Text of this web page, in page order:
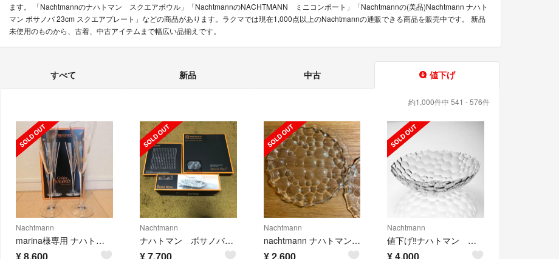
ます。 「Nachtmannのナハトマン スクエアボウル」「NachtmannのNACHTMANN ミニコンポート」「Nachtmannの(美品)Nachtmann ナハト
マン ボサノバ 23cm スクエアプレート」などの商品があります。ラクマでは現在1,000点以上のNachtmannの通販できる商品を販売中です。 新品
未使用のものから、古着、中古アイテムまで幅広い品揃えです。
すべて 新品 中古 値下げ
約1,000件中 541 - 576件
Nachtmann
marina様専用 ナハトマン シャンパングラス ペア ジャカディ ワンピース
Nachtmann
ナハトマン ボサノバ マンボ 食器6点セット
Nachtmann
nachtmann ナハトマン プレート スフィア 2枚セット
Nachtmann
値下げ‼︎ナハトマン スフィアシリーズ ボウル